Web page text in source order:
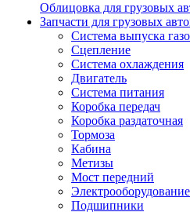
Облицовка для грузовых
Запчасти для грузовых
Система выпуска
Сцепление
Система охлаждения
Двигатель
Система питания
Коробка передач
Коробка раздаточная
Тормоза
Кабина
Метизы
Мост передний
Электрооборудование
Подшипники